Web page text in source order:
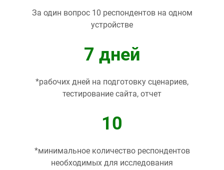
За один вопрос 10 респондентов на одном
устройстве
7 дней
*рабочих дней на подготовку сценариев,
тестирование сайта, отчет
10
*минимальное количество респондентов
необходимых для исследования